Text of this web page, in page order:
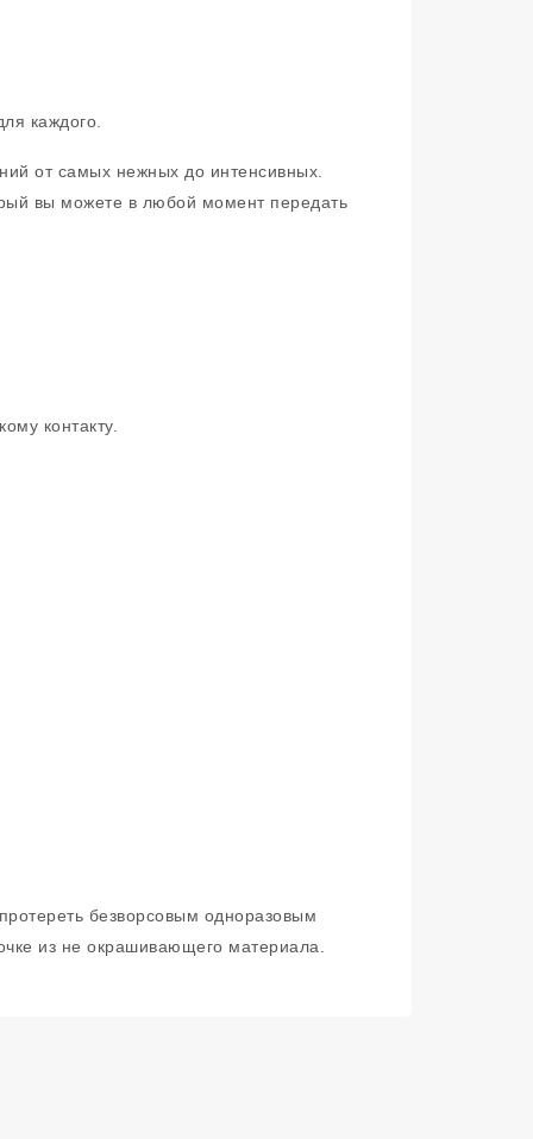
каждого.
от самых нежных до интенсивных.
вы можете в любой момент передать
контакту.
безворсовым одноразовым
из не окрашивающего материала.